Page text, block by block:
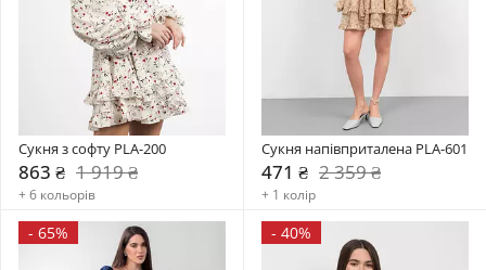
Сукня з софту PLA-200
863 ₴ 1 919 ₴
+ 6 кольорів
Сукня напівприталена PLA-601
471 ₴ 2 359 ₴
+ 1 колір
- 65% - 40%